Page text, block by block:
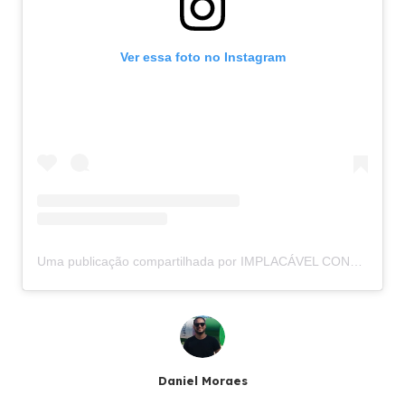
Ver essa foto no Instagram
Uma publicação compartilhada por IMPLACÁVEL CONCURSOS (@implacavelconcursos)
Daniel Moraes